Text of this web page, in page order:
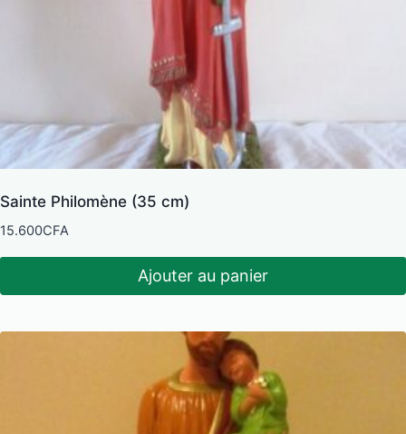
Sainte Philomène (35 cm)
15.600CFA
Ajouter au panier